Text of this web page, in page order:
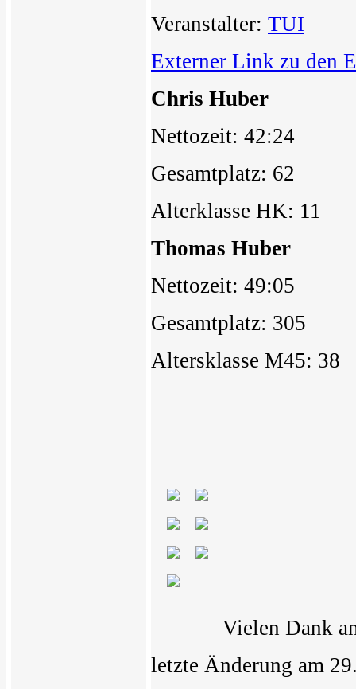
Veranstalter: TUI
Externer Link zu den
Chris Huber
Nettozeit: 42:24
Gesamtplatz: 62
Alterklasse HK: 11
Thomas Huber
Nettozeit: 49:05
Gesamtplatz: 305
Altersklasse M45: 38
Vielen Dank
letzte Änderung am